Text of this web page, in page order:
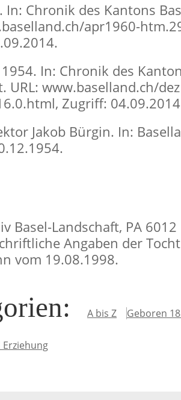
In: Chronik des Kantons
apr1960-
In: Chronik des
URL: www.baselland.ch/
Zugriff:
Jakob Bürgin. In:
Basel-Landschaft, PA
Angaben der
vom 19.08.1998.
: A bis Z Geboren